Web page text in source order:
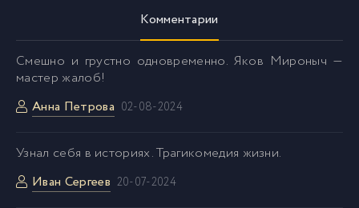
Комментарии
Смешно и грустно одновременно. Яков Мироныч —
мастер жалоб!
Анна Петрова 02-08-2024
Узнал себя в историях. Трагикомедия жизни.
Иван Сергеев 20-07-2024